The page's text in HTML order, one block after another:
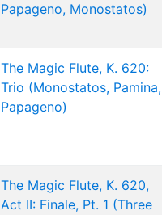
Papageno, Monostatos)
The Magic Flute, K. 620:
Trio (Monostatos, Pamina,
Papageno)
The Magic Flute, K. 620,
Act II: Finale, Pt. 1 (Three